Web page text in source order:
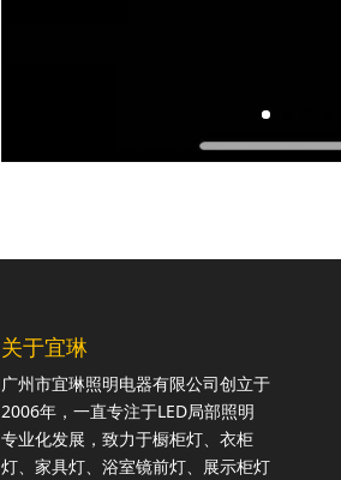
关于宜琳
广州市宜琳照明电器有限公司创立于
2006年，一直专注于LED局部照明
专业化发展，致力于橱柜灯、衣柜
灯、家具灯、浴室镜前灯、展示柜灯